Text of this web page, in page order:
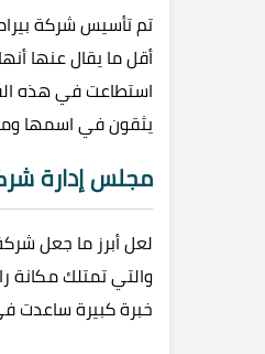
أقل ما يقال عنها
استطاعت في هذه
يثقون في اسمها
مجلس إدارة
والتي تمتلك مكانة
خبرة كبيرة ساعدت